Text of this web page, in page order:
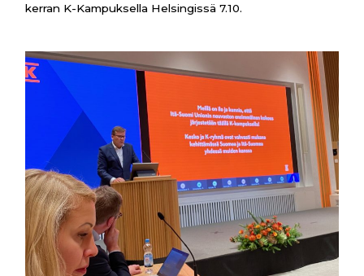
kerran K-Kampuksella Helsingissä 7.10.